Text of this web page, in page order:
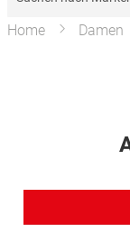
Home Damen